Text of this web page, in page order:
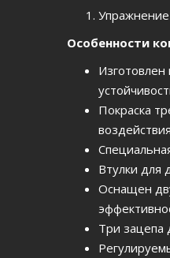
Особенности
Покраска
Втулки для
Оснащен
Три зацепа